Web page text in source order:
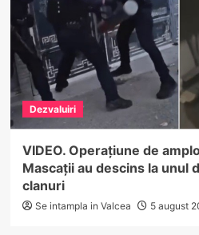
Dezvaluiri
VIDEO. Operațiune de
Mascații au descins la unul
clanuri
Se intampla in Valcea 5 august